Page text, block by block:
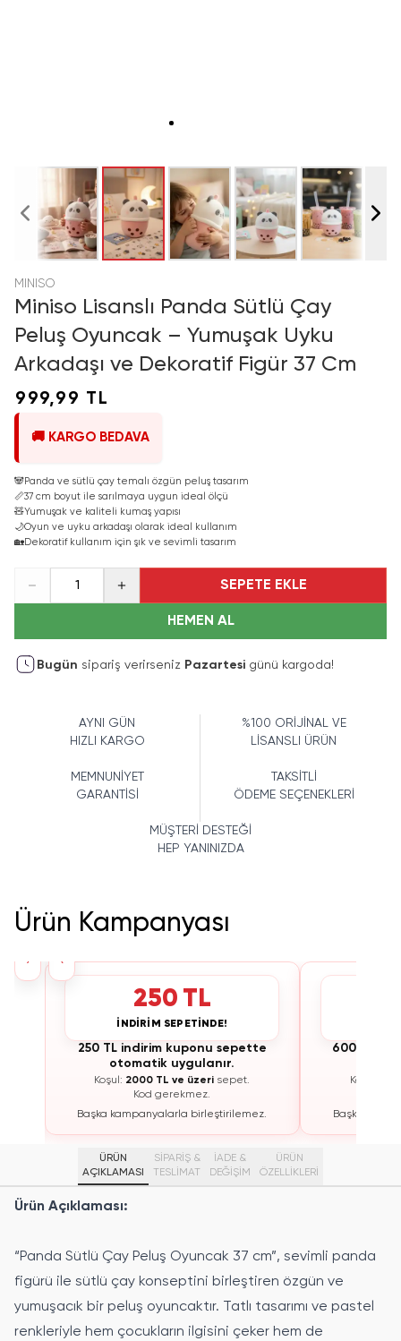
MINISO
Miniso Lisanslı Panda Sütlü Çay
Peluş Oyuncak – Yumuşak Uyku
Arkadaşı ve Dekoratif Figür 37 Cm
999,99 TL
🚚 KARGO BEDAVA
🐼Panda ve sütlü çay temalı özgün peluş tasarım
📏37 cm boyut ile sarılmaya uygun ideal ölçü
🧸Yumuşak ve kaliteli kumaş yapısı
🌙Oyun ve uyku arkadaşı olarak ideal kullanım
🏡Dekoratif kullanım için şık ve sevimli tasarım
1 SEPETE EKLE
HEMEN AL
Bugün sipariş verirseniz Pazartesi günü kargoda!
AYNI GÜN
HIZLI KARGO
%100 ORİJİNAL VE
LİSANSLI ÜRÜN
MEMNUNİYET
GARANTİSİ
TAKSİTLİ
ÖDEME SEÇENEKLERİ
MÜŞTERİ DESTEĞİ
HEP YANINIZDA
Ürün Kampanyası
‹
›
250 TL
İNDİRİM SEPETİNDE!
250 TL indirim kuponu sepette
otomatik uygulanır.
Koşul: 2000 TL ve üzeri sepet.
Kod gerekmez.
Başka kampanyalarla birleştirilemez.
600 TL
Koşul:
Başka
ÜRÜN
AÇIKLAMASI
SİPARİŞ &
TESLİMAT
İADE &
DEĞİŞİM
ÜRÜN
ÖZELLIKLERI
Ürün Açıklaması:
“Panda Sütlü Çay Peluş Oyuncak 37 cm”, sevimli panda
figürü ile sütlü çay konseptini birleştiren özgün ve
yumuşacık bir peluş oyuncaktır. Tatlı tasarımı ve pastel
renkleriyle hem çocukların ilgisini çeker hem de